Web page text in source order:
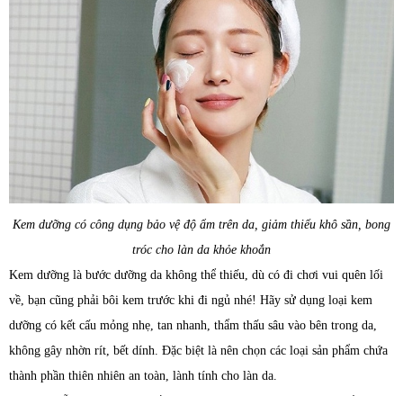
Kem dưỡng có công dụng bảo vệ độ ẩm trên da, giảm thiểu khô sần, bong
tróc cho làn da khỏe khoắn
Kem dưỡng là bước dưỡng da không thể thiếu, dù có đi chơi vui quên lối
về, bạn cũng phải bôi kem trước khi đi ngủ nhé! Hãy sử dụng loại kem
dưỡng có kết cấu mỏng nhẹ, tan nhanh, thẩm thấu sâu vào bên trong da,
không gây nhờn rít, bết dính. Đặc biệt là nên chọn các loại sản phẩm chứa
thành phần thiên nhiên an toàn, lành tính cho làn da.